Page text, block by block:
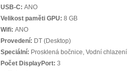
USB-C: ANO
Velikost paměti GPU: 8 GB
Wifi: ANO
Provedení: DT (Desktop)
Speciální: Prosklená bočnice, Vodní chlazení
Počet DisplayPort: 3